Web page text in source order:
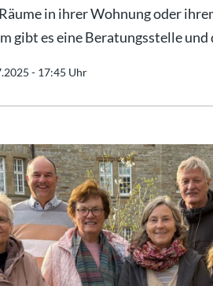
in ihrer Wohnung oder
gibt es eine Beratungsstelle
- 17:45 Uhr